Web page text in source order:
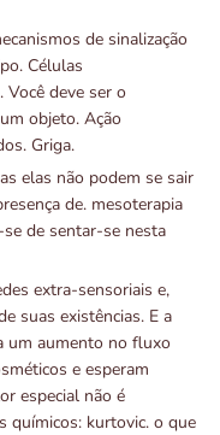
de sinalização
Células
deve ser o
objeto. Ação
Griga.
elas não podem se sair
de. mesoterapia
de sentar-se nesta
extra-sensoriais e,
suas existências. E a
um aumento no fluxo
e esperam
especial não é
químicos: kurtovic. o que